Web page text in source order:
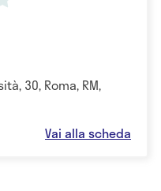
30, Roma, RM,
Vai alla scheda